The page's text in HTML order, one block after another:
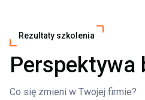
Rezultaty szkolenia
Perspektywa
Co się zmieni w Twojej firmie?